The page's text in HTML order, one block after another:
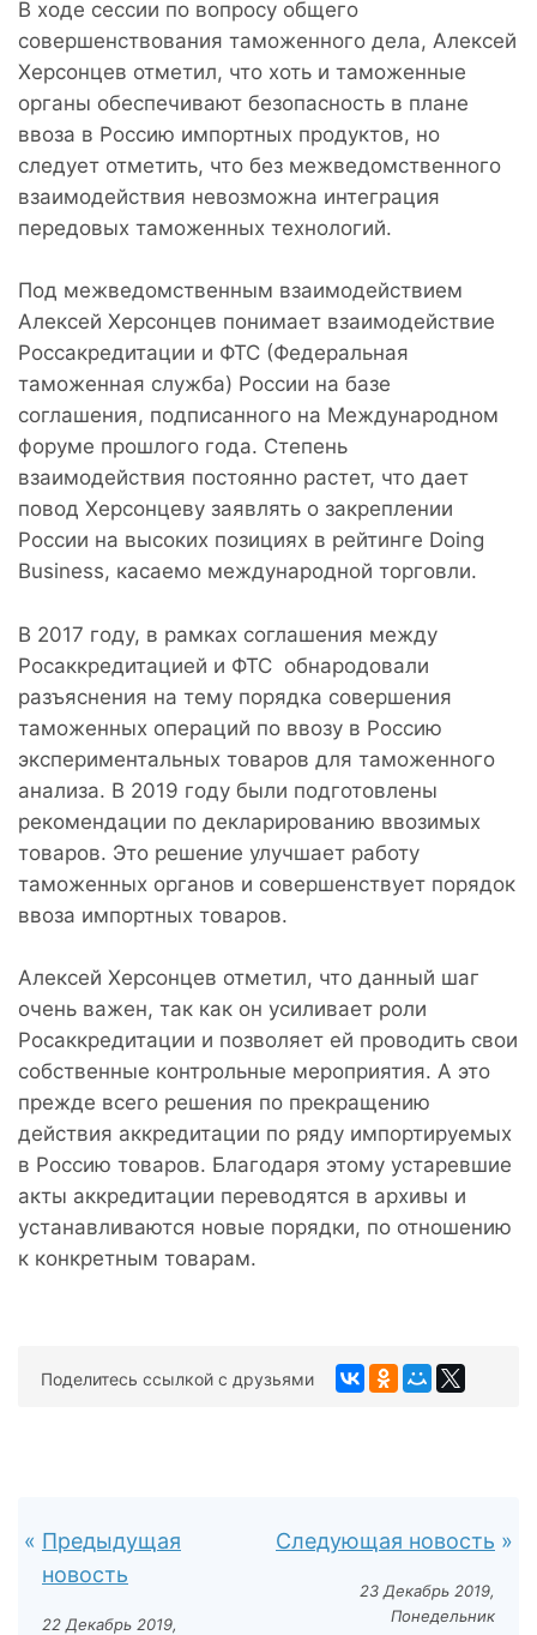
В ходе сессии по вопросу общего
совершенствования таможенного дела, Алексей
Херсонцев отметил, что хоть и таможенные
органы обеспечивают безопасность в плане
ввоза в Россию импортных продуктов, но
следует отметить, что без межведомственного
взаимодействия невозможна интеграция
передовых таможенных технологий.
Под межведомственным взаимодействием
Алексей Херсонцев понимает взаимодействие
Россакредитации и ФТС (Федеральная
таможенная служба) России на базе
соглашения, подписанного на Международном
форуме прошлого года. Степень
взаимодействия постоянно растет, что дает
повод Херсонцеву заявлять о закреплении
России на высоких позициях в рейтинге Doing
Business, касаемо международной торговли.
В 2017 году, в рамках соглашения между
Росаккредитацией и ФТС обнародовали
разъяснения на тему порядка совершения
таможенных операций по ввозу в Россию
экспериментальных товаров для таможенного
анализа. В 2019 году были подготовлены
рекомендации по декларированию ввозимых
товаров. Это решение улучшает работу
таможенных органов и совершенствует порядок
ввоза импортных товаров.
Алексей Херсонцев отметил, что данный шаг
очень важен, так как он усиливает роли
Росаккредитации и позволяет ей проводить свои
собственные контрольные мероприятия. А это
прежде всего решения по прекращению
действия аккредитации по ряду импортируемых
в Россию товаров. Благодаря этому устаревшие
акты аккредитации переводятся в архивы и
устанавливаются новые порядки, по отношению
к конкретным товарам.
Поделитесь ссылкой с друзьями
Предыдущая
новость
22 Декабрь 2019,
Следующая новость
23 Декабрь 2019,
Понедельник